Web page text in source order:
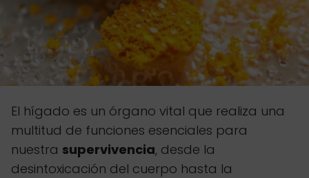
El hígado es un órgano vital que realiza una
multitud de funciones esenciales para
nuestra supervivencia, desde la
desintoxicación del cuerpo hasta la